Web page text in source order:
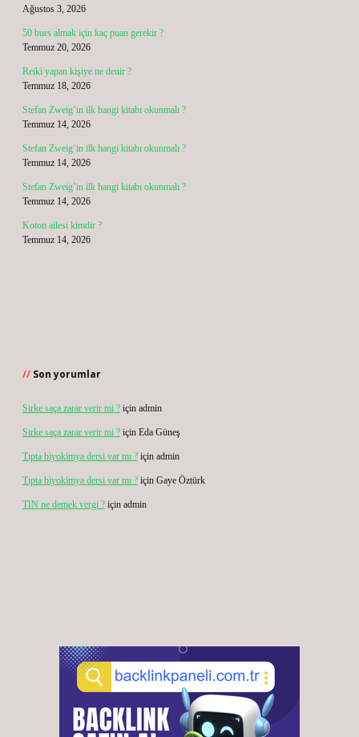
Ağustos 3, 2026
50 burs almak için kaç puan gerekir ?
Temmuz 20, 2026
Reiki yapan kişiye ne denir ?
Temmuz 18, 2026
Stefan Zweig’in ilk hangi kitabı okunmalı ?
Temmuz 14, 2026
Stefan Zweig’in ilk hangi kitabı okunmalı ?
Temmuz 14, 2026
Stefan Zweig’in ilk hangi kitabı okunmalı ?
Temmuz 14, 2026
Koton ailesi kimdir ?
Temmuz 14, 2026
Son yorumlar
Sirke saça zarar verir mi ? için admin
Sirke saça zarar verir mi ? için Eda Güneş
Tıpta biyokimya dersi var mı ? için admin
Tıpta biyokimya dersi var mı ? için Gaye Öztürk
TIN ne demek vergi ? için admin